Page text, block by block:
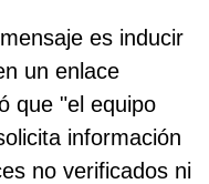
es inducir
un enlace
que "el equipo
información
no verificados ni